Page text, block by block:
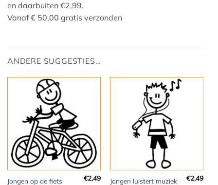
en daarbuiten €2,99.
Vanaf € 50,00 gratis verzonden
ANDERE SUGGESTIES…
Jongen op de fiets €2,49 Jongen luistert muziek €2,49